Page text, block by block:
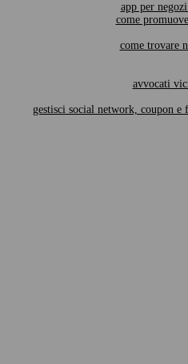
app per
come
come trovare
avvocati
gestisci social network, coupon